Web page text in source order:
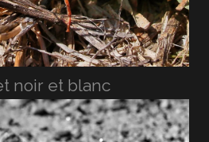
noir et blanc